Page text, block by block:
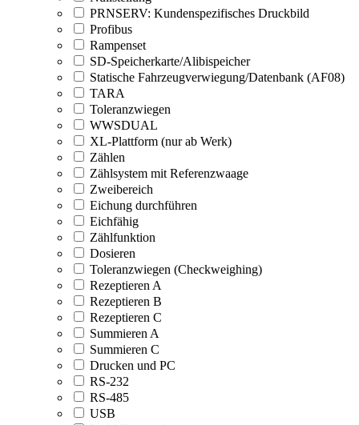
PRNSERV: Kundenspezifisches Druckbild
Profibus
Rampenset
SD-Speicherkarte/Alibispeicher
Statische Fahrzeugverwiegung/Datenbank (AF08)
TARA
Toleranzwiegen
WWSDUAL
XL-Plattform (nur ab Werk)
Zählen
Zählsystem mit Referenzwaage
Zweibereich
Eichung durchführen
Eichfähig
Zählfunktion
Dosieren
Toleranzwiegen (Checkweighing)
Rezeptieren A
Rezeptieren B
Rezeptieren C
Summieren A
Summieren C
Drucken und PC
RS-232
RS-485
USB